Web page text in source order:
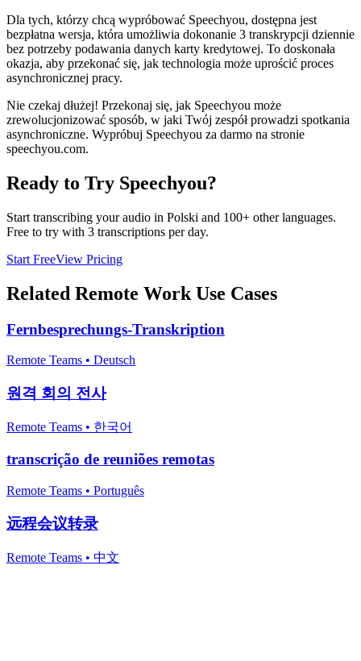
Dla tych, którzy chcą wypróbować Speechyou, dostępna jest
bezpłatna wersja, która umożliwia dokonanie 3 transkrypcji dziennie
bez potrzeby podawania danych karty kredytowej. To doskonała
okazja, aby przekonać się, jak technologia może uprościć proces
asynchronicznej pracy.
Nie czekaj dłużej! Przekonaj się, jak Speechyou może
zrewolucjonizować sposób, w jaki Twój zespół prowadzi spotkania
asynchroniczne. Wypróbuj Speechyou za darmo na stronie
speechyou.com.
Ready to Try Speechyou?
Start transcribing your audio in Polski and 100+ other languages.
Free to try with 3 transcriptions per day.
Start FreeView Pricing
Related Remote Work Use Cases
Fernbesprechungs-Transkription
Remote Teams • Deutsch
원격 회의 전사
Remote Teams • 한국어
transcrição de reuniões remotas
Remote Teams • Português
远程会议转录
Remote Teams • 中文